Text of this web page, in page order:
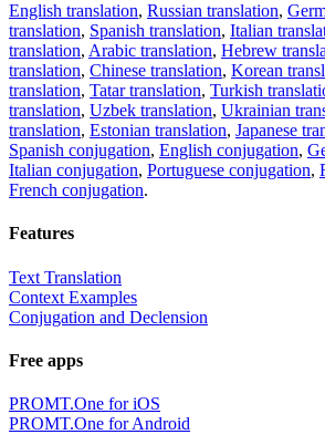
English translation, Russian translation,
translation, Spanish translation, Italian
translation, Arabic translation, Hebrew
translation, Chinese translation, Korean
translation, Tatar translation, Turkish
translation, Uzbek translation, Ukrainian
translation, Estonian translation, Japanese
Spanish conjugation, English conjugation,
Italian conjugation, Portuguese conjugation,
French conjugation.
Features
Text Translation
Context Examples
Conjugation and Declension
Free apps
PROMT.One for iOS
PROMT.One for Android